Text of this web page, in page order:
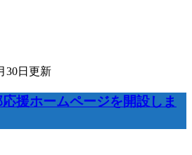
30日更新
援ホームページを開設しま